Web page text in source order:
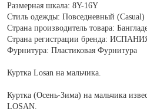
Размерная шкала:8Y-16Y
Стиль одежды:Повседневный (Casual)
Страна производитель товара:
Страна регистрации бренда:
Фурнитура:Пластиковая Фурнитура
Куртка Losan на мальчика.
Куртка (Осень-Зима) на мальчика
LOSAN.